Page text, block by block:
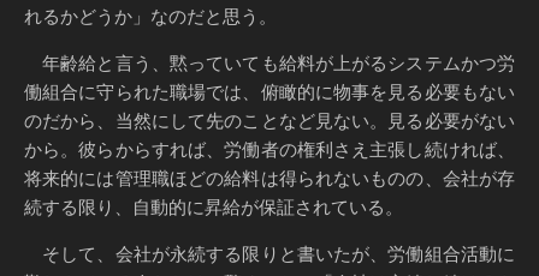
れるかどうか」なのだと思う。
年齢給と言う、黙っていても給料が上がるシステムかつ労
働組合に守られた職場では、俯瞰的に物事を見る必要もない
のだから、当然にして先のことなど見ない。見る必要がない
から。彼らからすれば、労働者の権利さえ主張し続ければ、
将来的には管理職ほどの給料は得られないものの、会社が存
続する限り、自動的に昇給が保証されている。
そして、会社が永続する限りと書いたが、労働組合活動に